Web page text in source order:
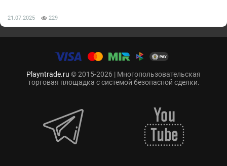
21.07.2025 229
Playntrade.ru © 2015-2026 | Многопользовательская
торговая площадка с системой безопасной сделки.